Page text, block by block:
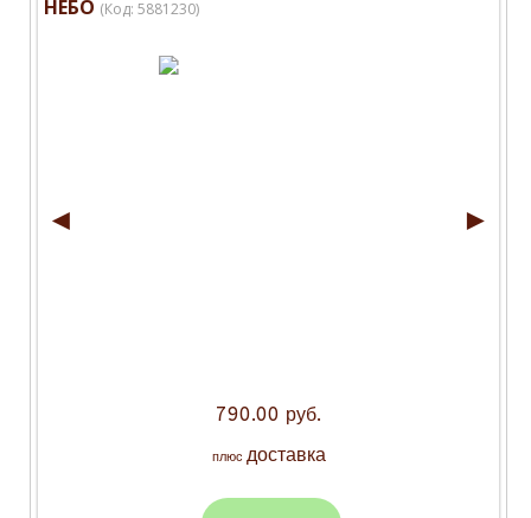
НЕБО (Код: 5881230)
◄ ►
790.00 руб.
плюс доставка